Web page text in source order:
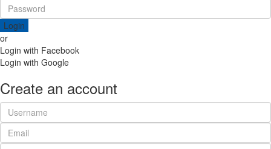
Login
or
Login with Facebook
Login with Google
Create an account